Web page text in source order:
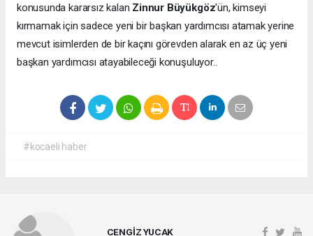
konusunda kararsız kalan Zinnur Büyükgöz'ün, kimseyi
kırmamak için sadece yeni bir başkan yardımcısı atamak yerine
mevcut isimlerden de bir kaçını görevden alarak en az üç yeni
başkan yardımcısı atayabileceği konuşuluyor..
#kocaeli haber
CENGİZ YUCAK